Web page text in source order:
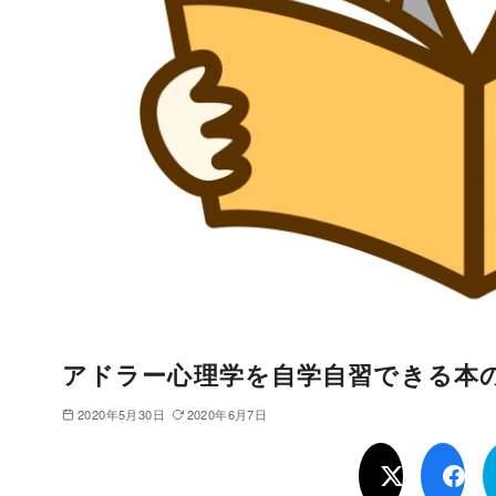
アドラー心理学を自学自習できる本
2020年5月30日 2020年6月7日